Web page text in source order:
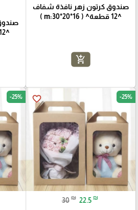
صندوق كرتون زهر نافذة شفاف
^12 قطعة^ ( m:30*20*16 )
add_shopping_cart
^12 قطعة^ ( s:25*18*13 )
favorite_border -25%
30 ₪ 22.5 ₪
-25%